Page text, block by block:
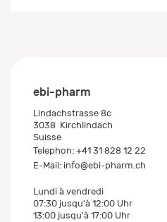
ebi-pharm
Lindachstrasse 8c
3038 Kirchlindach
Suisse
Telephon: +41 31 828 12 22
E-Mail: info@ebi-pharm.ch
Lundi à vendredi
07:30 jusqu'à 12:00 Uhr
13:00 jusqu'à 17:00 Uhr